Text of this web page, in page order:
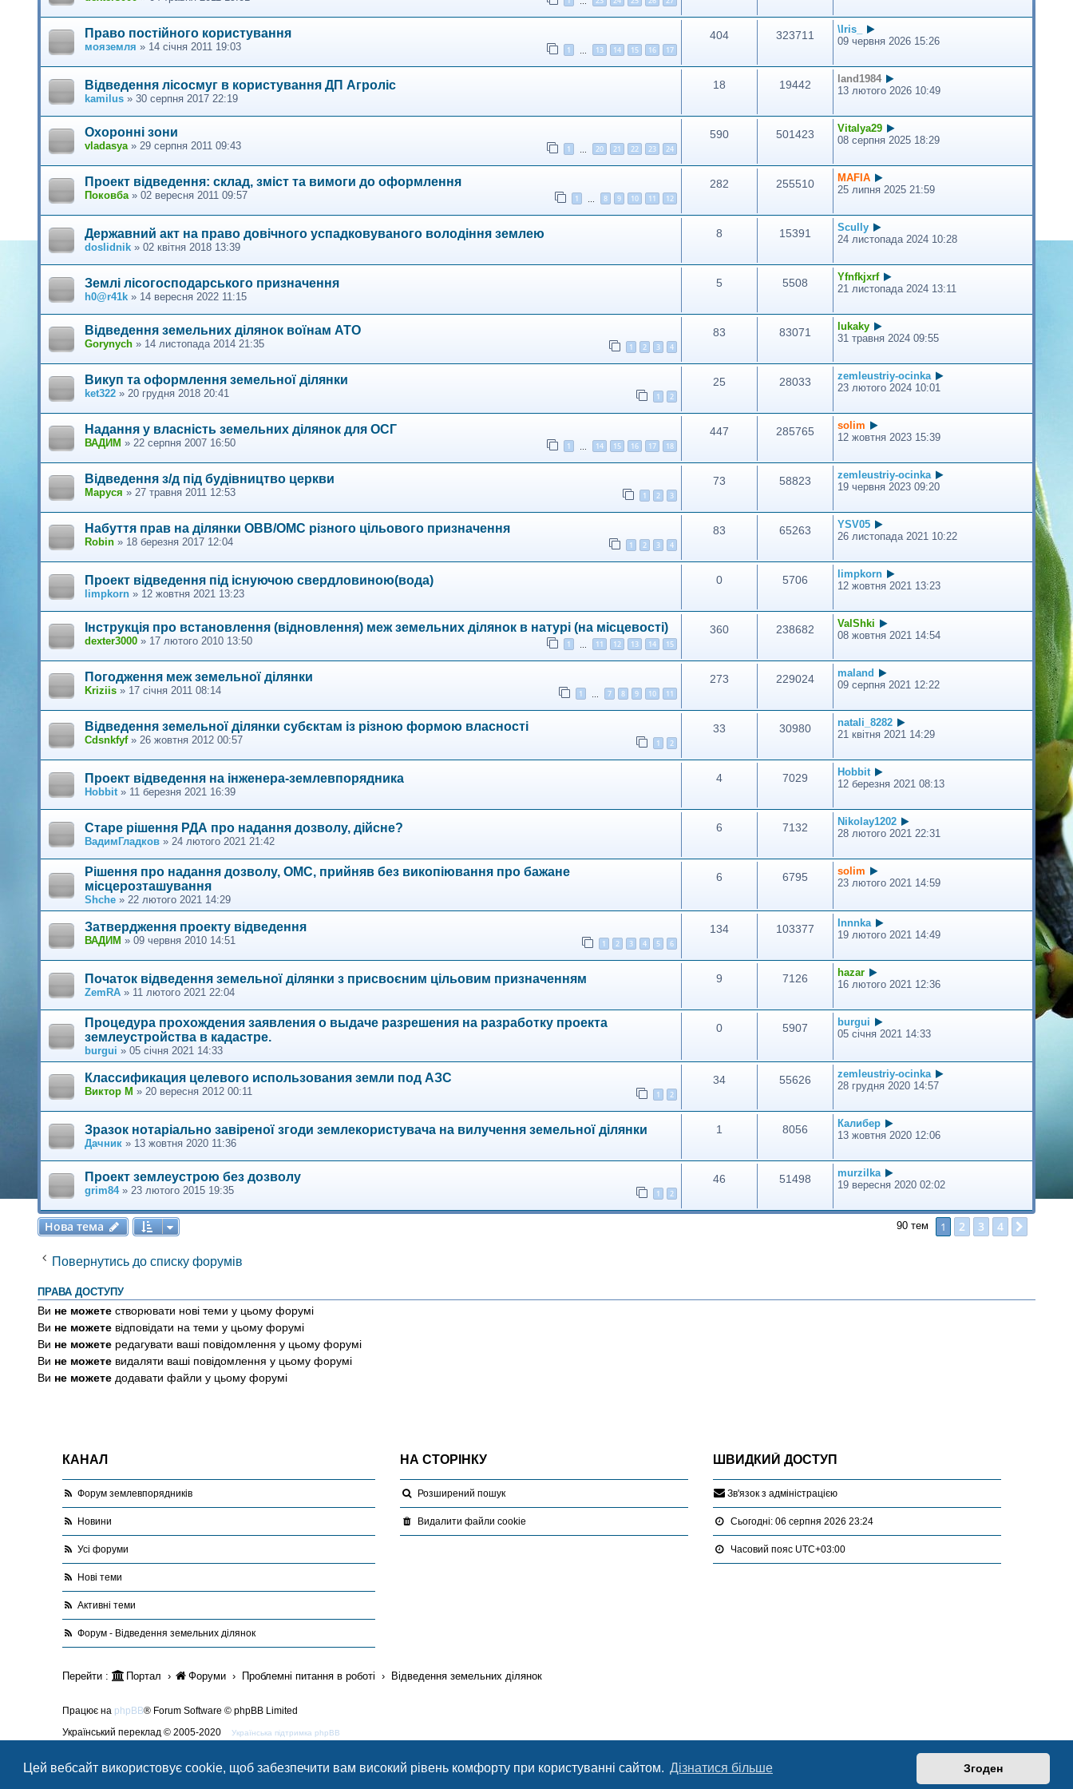
Цей вебсайт використовує cookie, щоб забезпечити вам високий рівень комфорту при користуванні сайтом. Дізнатися більше Згоден
Право постійного користування
мояземля » 14 січня 2011 19:03 1 13 14 15 16 17
404 323711
\Iris_
09 червня 2026 15:26
Відведення лісосмуг в користування ДП Агроліс
kamilus » 30 серпня 2017 22:19
18 19442
land1984
13 лютого 2026 10:49
Охоронні зони
vladasya » 29 серпня 2011 09:43 1 20 21 22 23 24
590 501423
Vitalya29
08 серпня 2025 18:29
Проект відведення: склад, зміст та вимоги до оформлення
Поковба » 02 вересня 2011 09:57 1 8 9 10 11 12
282 255510
MAFIA
25 липня 2025 21:59
Державний акт на право довічного успадковуваного володіння землею
doslidnik » 02 квітня 2018 13:39
8 15391
Scully
24 листопада 2024 10:28
Землі лісогосподарського призначення
h0@r41k » 14 вересня 2022 11:15
5 5508
Yfnfkjxrf
21 листопада 2024 13:11
Відведення земельних ділянок воїнам АТО
Gorynych » 14 листопада 2014 21:35 1 2 3 4
83 83071
lukaky
31 травня 2024 09:55
Викуп та оформлення земельної ділянки
ket322 » 20 грудня 2018 20:41 1 2
25 28033
zemleustriy-ocinka
23 лютого 2024 10:01
Надання у власність земельних ділянок для ОСГ
ВАДИМ » 22 серпня 2007 16:50 1 14 15 16 17 18
447 285765
solim
12 жовтня 2023 15:39
Відведення з/д під будівництво церкви
Маруся » 27 травня 2011 12:53 1 2 3
73 58823
zemleustriy-ocinka
19 червня 2023 09:20
Набуття прав на ділянки ОВВ/ОМС різного цільового призначення
Robin » 18 березня 2017 12:04 1 2 3 4
83 65263
YSV05
26 листопада 2021 10:22
Проект відведення під існуючою свердловиною(вода)
limpkorn » 12 жовтня 2021 13:23
0 5706
limpkorn
12 жовтня 2021 13:23
Інструкція про встановлення (відновлення) меж земельних ділянок в натурі (на місцевості)
dexter3000 » 17 лютого 2010 13:50 1 11 12 13 14 15
360 238682
ValShki
08 жовтня 2021 14:54
Погодження меж земельної ділянки
Kriziis » 17 січня 2011 08:14 1 7 8 9 10 11
273 229024
maland
09 серпня 2021 12:22
Відведення земельної ділянки субєктам із різною формою власності
Cdsnkfyf» 26 жовтня 2012 00:57 1 2
33 30980
natali_8282
21 квітня 2021 14:29
Проект відведення на інженера-землевпорядника
Hobbit» 11 березня 2021 16:39
4 7029
Hobbit
12 березня 2021 08:13
Старе рішення РДА про надання дозволу, дійсне?
ВадимГладков » 24 лютого 2021 21:42
6 7132
Nikolay1202
28 лютого 2021 22:31
Рішення про надання дозволу, ОМС, прийняв без викопіювання про бажане
місцерозташування
Shche » 22 лютого 2021 14:29
6 6795
solim
23 лютого 2021 14:59
Затвердження проекту відведення
ВАДИМ » 09 червня 2010 14:51 1 2 3 4 5 6
134 103377
Innnka
19 лютого 2021 14:49
Початок відведення земельної ділянки з присвоєним цільовим призначенням
ZemRA » 11 лютого 2021 22:04
9 7126
hazar
16 лютого 2021 12:36
Процедура прохождения заявления о выдаче разрешения на разработку проекта
землеустройства в кадастре.
burgui » 05 січня 2021 14:33
0 5907
burgui
05 січня 2021 14:33
Классификация целевого использования земли под АЗС
Виктор М » 20 вересня 2012 00:11 1 2
34 55626
zemleustriy-ocinka
28 грудня 2020 14:57
Зразок нотаріально завіреної згоди землекористувача на вилучення земельної ділянки
Дачник » 13 жовтня 2020 11:36
1 8056
Калибер
13 жовтня 2020 12:06
Проект землеустрою без дозволу
grim84» 23 лютого 2015 19:35 1 2
46 51498
murzilka
19 вересня 2020 02:02
Нова тема
Нова тема 90 тем 1 2 3 4
Повернутись до списку форумів
ПРАВА ДОСТУПУ
Ви не можете створювати нові теми у цьому форумі
Ви не можете відповідати на теми у цьому форумі
Ви не можете редагувати ваші повідомлення у цьому форумі
Ви не можете видаляти ваші повідомлення у цьому форумі
Ви не можете додавати файли у цьому форумі
КАНАЛ
Форум землевпорядників
Новини
Усі форуми
Нові теми
Активні теми
Форум - Відведення земельних ділянок
НА СТОРІНКУ
Розширений пошук
Видалити файли cookie
ШВИДКИЙ ДОСТУП
Зв'язок з адміністрацією
Сьогодні: 06 серпня 2026 23:24
Часовий пояс UTC+03:00
Перейти : Портал Форуми Проблемні питання в роботі Відведення земельних ділянок
Працює на phpBB® Forum Software © phpBB Limited
Український переклад © 2005-2020
Українська підтримка phpBB
Конфіденційність|Умови